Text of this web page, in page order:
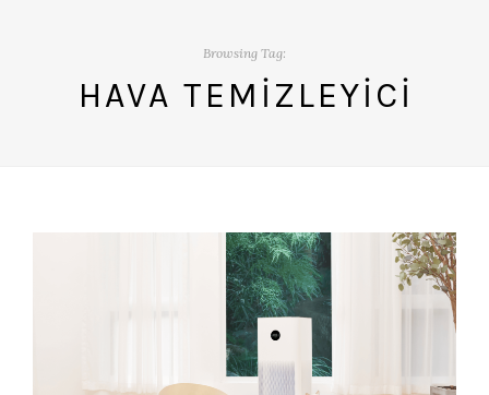
Browsing Tag:
HAVA TEMIZLEYICI